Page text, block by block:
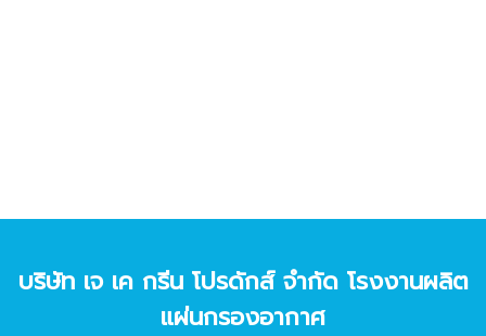
บริษัท เจ เค กรีน โปรดักส์ จํากัด โรงงานผลิต
แผ่นกรองอากาศ